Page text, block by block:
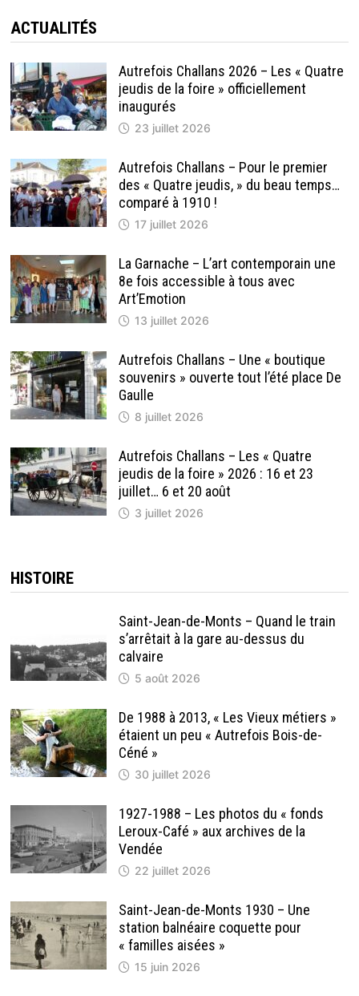
ACTUALITÉS
Autrefois Challans 2026 – Les « Quatre
jeudis de la foire » officiellement
inaugurés
23 juillet 2026
Autrefois Challans – Pour le premier
des « Quatre jeudis, » du beau temps…
comparé à 1910 !
17 juillet 2026
La Garnache – L’art contemporain une
8e fois accessible à tous avec
Art’Emotion
13 juillet 2026
Autrefois Challans – Une « boutique
souvenirs » ouverte tout l’été place De
Gaulle
8 juillet 2026
Autrefois Challans – Les « Quatre
jeudis de la foire » 2026 : 16 et 23
juillet… 6 et 20 août
3 juillet 2026
HISTOIRE
Saint-Jean-de-Monts – Quand le train
s’arrêtait à la gare au-dessus du
calvaire
5 août 2026
De 1988 à 2013, « Les Vieux métiers »
étaient un peu « Autrefois Bois-de-
Céné »
30 juillet 2026
1927-1988 – Les photos du « fonds
Leroux-Café » aux archives de la
Vendée
22 juillet 2026
Saint-Jean-de-Monts 1930 – Une
station balnéaire coquette pour
« familles aisées »
15 juin 2026